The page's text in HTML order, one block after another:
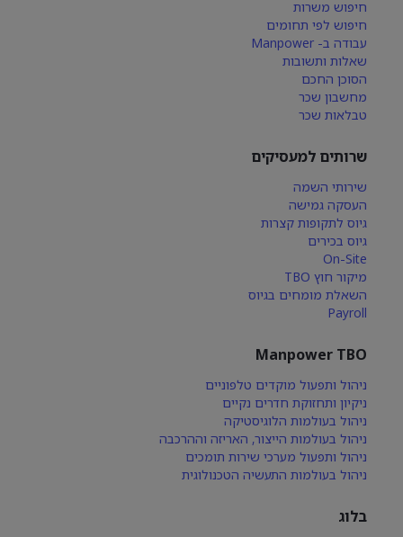
חיפוש משרות
חיפוש לפי תחומים
עבודה ב- Manpower
שאלות ותשובות
הסוכן החכם
מחשבון שכר
טבלאות שכר
שרותים למעסיקים
שירותי השמה
העסקה גמישה
גיוס לתקופות קצרות
גיוס בכירים
On-Site
מיקור חוץ TBO
השאלת מומחים בגיוס
Payroll
Manpower TBO
ניהול ותפעול מוקדים טלפוניים
ניקיון ותחזוקת חדרים נקיים
ניהול בעולמות הלוגיסטיקה
ניהול בעולמות הייצור, האריזה וההרכבה
ניהול ותפעול מערכי שירות תומכים
ניהול בעולמות התעשיה הטכנולוגית
בלוג